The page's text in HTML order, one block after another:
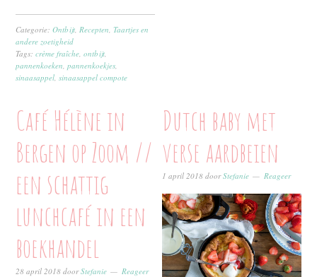
Categorie:Ontbijt Recepten ,Taartjes en
andere zoetigheid
Tags:crème fraîche ,ontbijt
pannenkoeken ,pannenkoekjes
sinaasappel ,sinaasappel compote
Café Hélène in
Bergen op Zoom //
een schattig
lunchcafé in een
boekhandel
28 april 2018 doorStefanie Reageer
Dutch baby met
verse aardbeien
1 april 2018 doorStefanie Reageer